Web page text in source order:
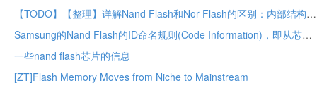
【TODO】【整理】详解Nand Flash和Nor Flash的区别：内部结构，应用领域，性能，驱动支持等
Samsung的Nand Flash的ID命名规则(Code Information)，即从芯片型号(Part Number)读懂芯片详细信息 + 举例K9GAG08U0M说明
一些nand flash芯片的信息
[ZT]Flash Memory Moves from Niche to Mainstream